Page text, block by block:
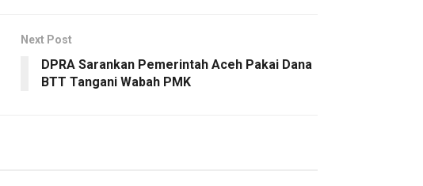
Next Post
DPRA Sarankan Pemerintah Aceh Pakai Dana
BTT Tangani Wabah PMK